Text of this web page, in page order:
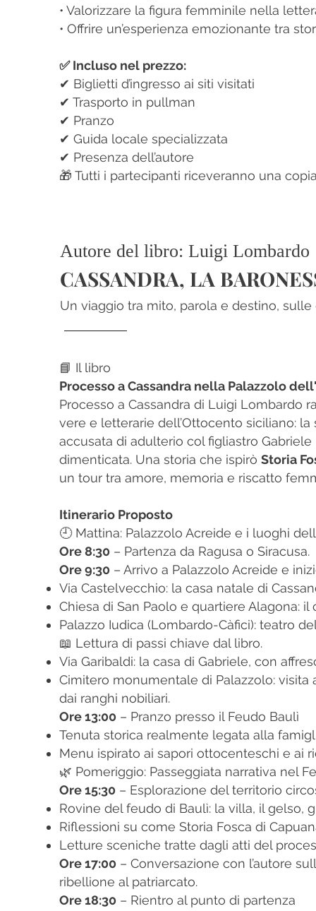
• Valorizzare la figura femminile nella
• Offrire un’esperienza emozionante tra
✅ Incluso nel prezzo:
✔ Biglietti d’ingresso ai siti visitati
✔ Trasporto in pullman
✔ Pranzo
✔ Guida locale specializzata
✔ Presenza dell’autore
🎁 Tutti i partecipanti riceveranno una
Autore del libro: Luigi Lombardo
CASSANDRA, LA
Un viaggio tra mito, parola e destino, sulle
📘 Il libro
Processo a Cassandra nella Palazzolo
Processo a Cassandra di Luigi Lombardo
vere e letterarie dell’Ottocento siciliano:
accusata di adulterio col figliastro
dimenticata. Una storia che ispirò Storia
un tour tra amore, memoria e riscatto
Itinerario Proposto
🕘 Mattina: Palazzolo Acreide e i luoghi
Ore 8:30 – Partenza da Ragusa o Siracusa.
Ore 9:30 – Arrivo a Palazzolo Acreide e
Via Castelvecchio: la casa natale di
Chiesa di San Paolo e quartiere Alagona:
Palazzo Iudica (Lombardo-Càfici): teatro
📖 Lettura di passi chiave dal libro.
Via Garibaldi: la casa di Gabriele, con
Cimitero monumentale di Palazzolo:
dai ranghi nobiliari.
Ore 13:00 – Pranzo presso il Feudo Baulì
Tenuta storica realmente legata alla
Menu ispirato ai sapori ottocenteschi e ai
🌿 Pomeriggio: Passeggiata narrativa nel
Ore 15:30 – Esplorazione del territorio
Rovine del feudo di Baulì: la villa, il gelso,
Riflessioni su come Storia Fosca di
Letture sceniche tratte dagli atti del
Ore 17:00 – Conversazione con l’autore
ribellione al patriarcato.
Ore 18:30 – Rientro al punto di partenza